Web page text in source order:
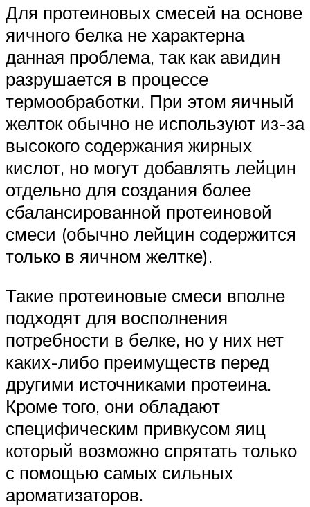
Для протеиновых смесей на основе
яичного белка не характерна
данная проблема, так как авидин
разрушается в процессе
термообработки. При этом яичный
желток обычно не используют из-за
высокого содержания жирных
кислот, но могут добавлять лейцин
отдельно для создания более
сбалансированной протеиновой
смеси (обычно лейцин содержится
только в яичном желтке).
Такие протеиновые смеси вполне
подходят для восполнения
потребности в белке, но у них нет
каких-либо преимуществ перед
другими источниками протеина.
Кроме того, они обладают
специфическим привкусом яиц
который возможно спрятать только
с помощью самых сильных
ароматизаторов.